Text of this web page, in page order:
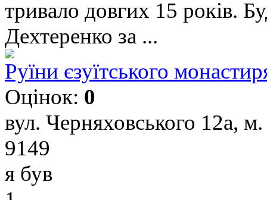
тривало довгих 15 років.
Дехтеренко за ...
Руїни єзуїтського
Оцінок: 0
вул. Черняховського 12а,
9149
я був